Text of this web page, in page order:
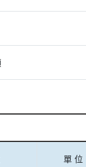
單 位